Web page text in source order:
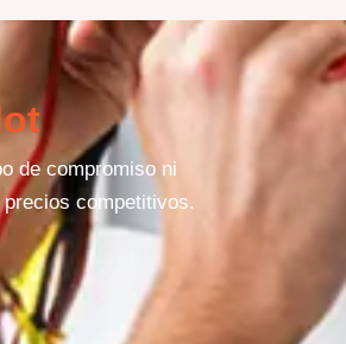
de compromiso ni
competitivos.